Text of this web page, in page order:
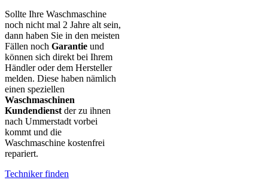
Sollte Ihre Waschmaschine
noch nicht mal 2 Jahre alt sein,
dann haben Sie in den meisten
Fällen noch Garantie und
können sich direkt bei Ihrem
Händler oder dem Hersteller
melden. Diese haben nämlich
einen speziellen
Waschmaschinen
Kundendienst der zu ihnen
nach Ummerstadt vorbei
kommt und die
Waschmaschine kostenfrei
repariert.
Techniker finden